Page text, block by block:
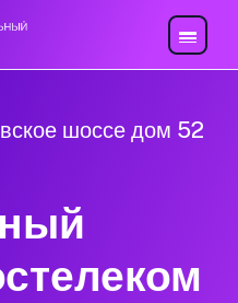
шоссе дом 52